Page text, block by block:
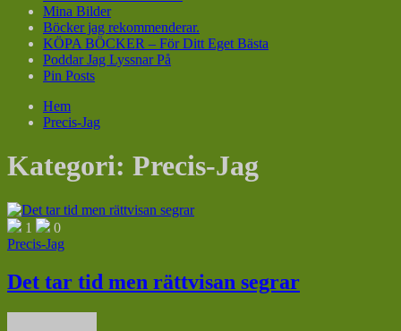
Mina Bilder
Böcker jag rekommenderar.
KÖPA BÖCKER – För Ditt Eget Bästa
Poddar Jag Lyssnar På
Pin Posts
Hem
Precis-Jag
Kategori: Precis-Jag
1
0
Precis-Jag
Det tar tid men rättvisan segrar